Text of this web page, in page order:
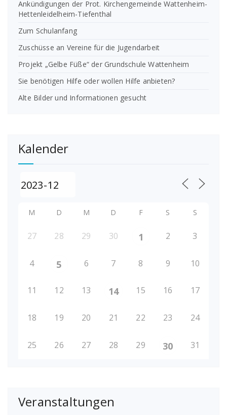
Ankündigungen der Prot. Kirchengemeinde Wattenheim-
Hettenleidelheim-Tiefenthal
Zum Schulanfang
Zuschüsse an Vereine für die Jugendarbeit
Projekt „Gelbe Füße“ der Grundschule Wattenheim
Sie benötigen Hilfe oder wollen Hilfe anbieten?
Alte Bilder und Informationen gesucht
Kalender
M D M D F S S
27 28 29 30 1 2 3
4 5 6 7 8 9 10
11 12 13 14 15 16 17
18 19 20 21 22 23 24
25 26 27 28 29 30 31
Veranstaltungen